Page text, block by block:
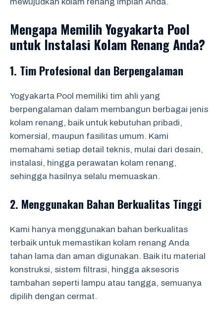
Mengapa Memilih Yogyakarta Pool
untuk Instalasi Kolam Renang Anda?
1. Tim Profesional dan Berpengalaman
Yogyakarta Pool memiliki tim ahli yang
berpengalaman dalam membangun berbagai jenis
kolam renang, baik untuk kebutuhan pribadi,
komersial, maupun fasilitas umum. Kami
memahami setiap detail teknis, mulai dari desain,
instalasi, hingga perawatan kolam renang,
sehingga hasilnya selalu memuaskan.
2. Menggunakan Bahan Berkualitas Tinggi
Kami hanya menggunakan bahan berkualitas
terbaik untuk memastikan kolam renang Anda
tahan lama dan aman digunakan. Baik itu material
konstruksi, sistem filtrasi, hingga aksesoris
tambahan seperti lampu atau tangga, semuanya
dipilih dengan cermat.